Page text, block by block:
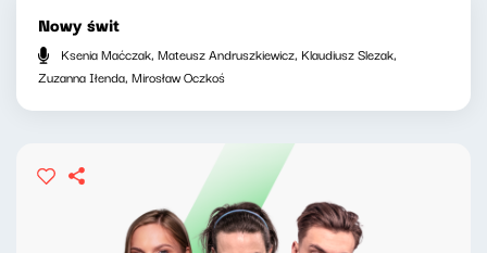
Nowy świt
Ksenia Maćczak, Mateusz Andruszkiewicz, Klaudiusz Slezak,
Zuzanna Iłenda, Mirosław Oczkoś